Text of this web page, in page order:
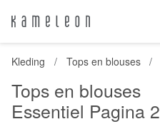
Kleding Tops en blouses
Tops en blouses
Essentiel Pagina 2